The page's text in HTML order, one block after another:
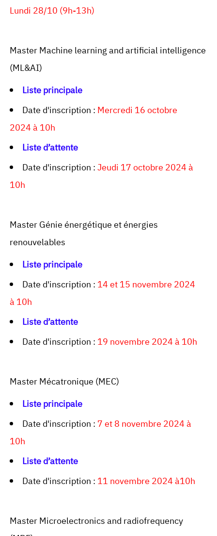
Lundi 28/10 (9h-13h)
Master Machine learning and artificial intelligence
(ML&AI)
Liste principale
Date d'inscription : Mercredi 16 octobre
2024 à 10h
Liste d’attente
Date d'inscription :Jeudi 17 octobre 2024 à
10h
Master Génie énergétique et énergies
renouvelables
Liste principale
Date d'inscription : 14 et 15 novembre 2024
à 10h
Liste d’attente
Date d'inscription : 19 novembre 2024 à 10h
Master Mécatronique (MEC)
Liste principale
Date d'inscription : 7 et 8 novembre 2024 à
10h
Liste d’attente
Date d'inscription : 11 novembre 2024 à10h
Master Microelectronics and radiofrequency